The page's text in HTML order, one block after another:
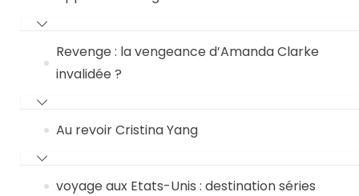
Revenge : la vengeance d’Amanda Clarke
invalidée ?
Au revoir Cristina Yang
voyage aux Etats-Unis : destination séries